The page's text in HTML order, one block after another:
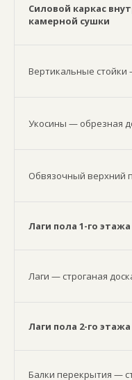
Силовой каркас
камерной сушки
Вертикальные стойки
Укосины — обрезная
Обвязочный верхний
Лаги пола 1-го
Лаги — строганая
Лаги пола 2-го этажа
Балки перекрытия —